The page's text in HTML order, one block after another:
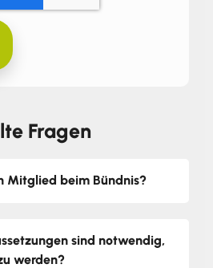
Fragen
Mitglied beim Bündnis?
sind notwendig,
werden?